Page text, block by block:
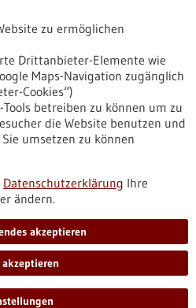
zu ermöglichen
Drittanbieter-Elemente wie
Maps-Navigation zugänglich
Cookies“)
betreiben zu können um zu
die Website benutzen und
umsetzen zu können
Datenschutzerklärung Ihre
ändern.
akzeptieren